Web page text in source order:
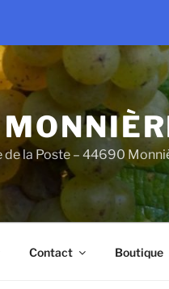
de la Poste – 44690
Contact Boutique